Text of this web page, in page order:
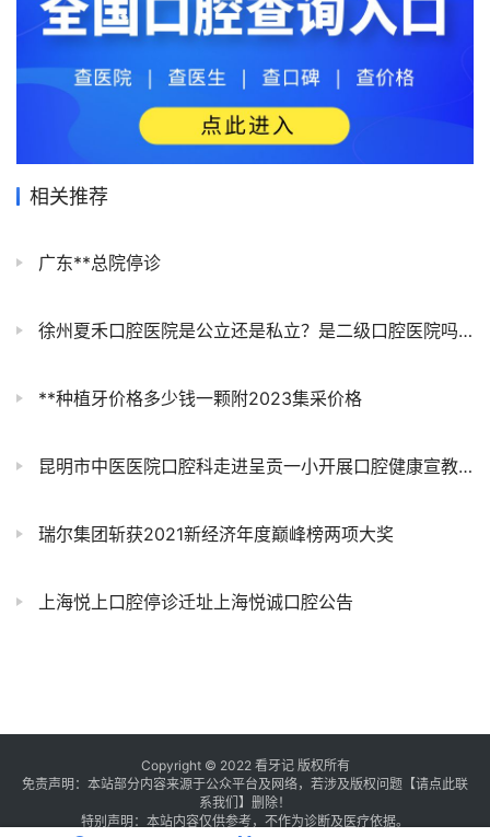
相关推荐
广东**总院停诊
徐州夏禾口腔医院是公立还是私立？是二级口腔医院吗？
**种植牙价格多少钱一颗附2023集采价格
昆明市中医医院口腔科走进呈贡一小开展口腔健康宣教活动
瑞尔集团斩获2021新经济年度巅峰榜两项大奖
上海悦上口腔停诊迁址上海悦诚口腔公告
Copyright © 2022 看牙记 版权所有
免责声明：本站部分内容来源于公众平台及网络，若涉及版权问题【请点此联
系我们 】 删除！
特别声明：本站内容仅供参考，不作为诊断及医疗依据。